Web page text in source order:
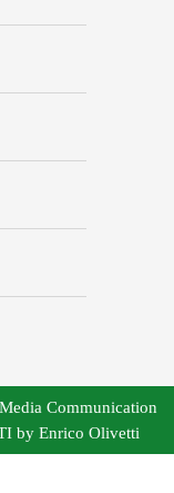
Communication
by Enrico Olivetti